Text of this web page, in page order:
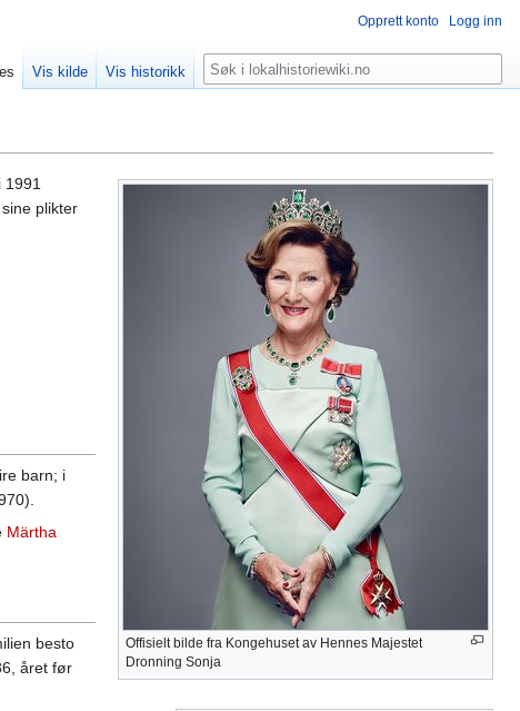
Offisielt bilde fra Kongehuset av Hennes Majestet
Dronning Sonja
1991
plikter
barn; i
Märtha
besto
året før
Opprett konto Logg inn
Vis kilde Vis historikk Søk